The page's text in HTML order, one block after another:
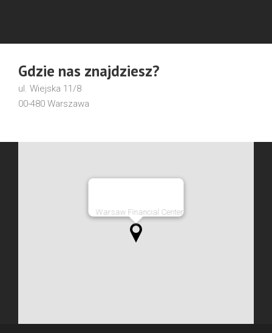
Gdzie nas znajdziesz?
ul. Wiejska 11/8
00-480 Warszawa
Warsaw Financial Center